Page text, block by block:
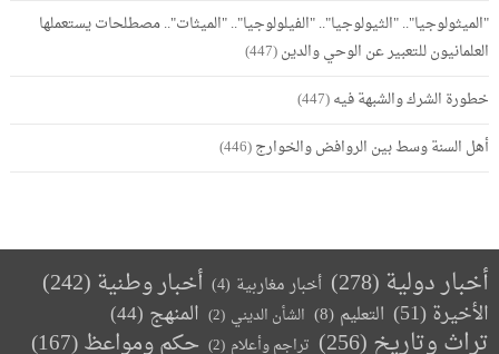
"الميثولوجيا".. "الثيولوجيا".. "الفيلولوجيا".. "الميثات".. مصطلحات يستعملها
العلمانيون للتعبير عن الوحي والدين(447)
خطورة الشرك والشبهة فيه(447)
أهل السنة وسط بين الروافض والخوارج(446)
أخبار دولية (278) أخبار مغاربية (4) أخبار وطنية(242)
الأخيرة (51) التعليم (8) الشأن الديني (2) المنهج (44)
تراث وتاريخ(256) تراجم وأعلام (2) حكم ومواعظ(167)